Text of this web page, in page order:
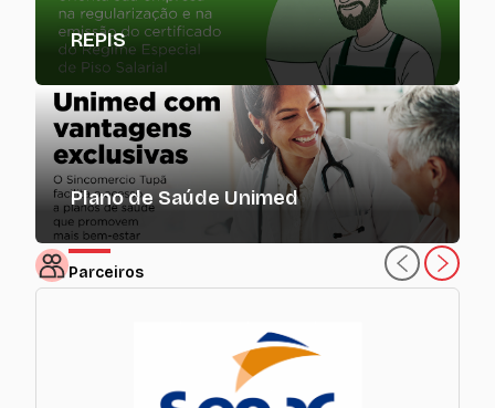
REPIS
Plano de Saúde Unimed
Parceiros